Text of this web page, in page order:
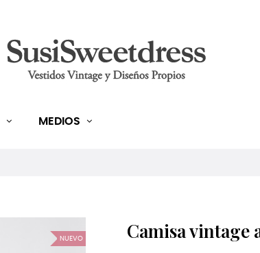
MEDIOS
NUEVO Camisa vintage